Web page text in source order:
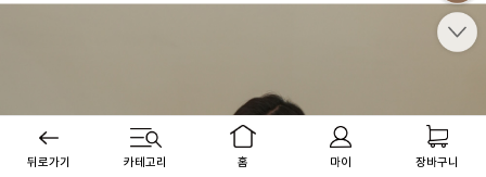
뒤로가기 카테고리 홈 마이 장바구니